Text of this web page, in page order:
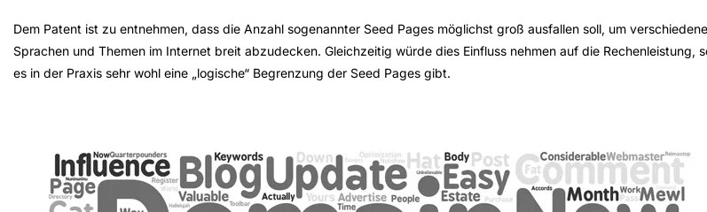
Dem Patent ist zu entnehmen, dass die Anzahl sogenannter Seed Pages möglichst groß ausfallen soll, um verschiedene
Sprachen und Themen im Internet breit abzudecken. Gleichzeitig würde dies Einfluss nehmen auf die Rechenleistung,
es in der Praxis sehr wohl eine „logische“ Begrenzung der Seed Pages gibt.